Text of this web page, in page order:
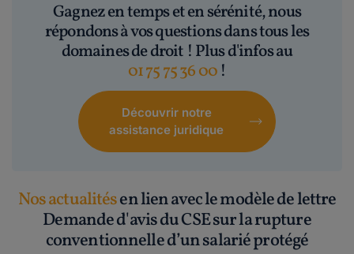
Gagnez en temps et en sérénité, nous
répondons à vos questions dans tous les
domaines de droit ! Plus d'infos au
01 75 75 36 00 !
Découvrir notre
assistance juridique
Nos actualitésen lien avec le modèle de lettre
Demande d'avis du CSE sur la rupture
conventionnelle d’un salarié protégé